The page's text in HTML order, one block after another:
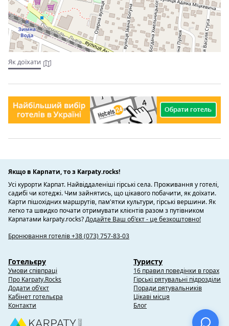
Як доїхати
Якщо в Карпати, то з Karpaty.rocks!
Усі курорти Карпат. Найвіддаленіші гірські села. Проживання у готелі,
садибі чи котеджі. Чим зайнятись, що цікавого побачити, як доїхати.
Карти пішохідних маршрутів, пам'ятки культури, гірські вершини. Як
легко та швидко почати отримувати клієнтів разом з путівником
Карпатами karpaty.rocks?Додайте Ваш об'єкт - це безкоштовно!
Бронювання готелів +38 (073) 757-83-03
Готельєру
Умови співпраці
Про Karpaty.Rocks
Додати об'єкт
Кабінет готельєра
Контакти
Туристу
16 правил поведінки в горах
Гірські рятувальні підрозділи
Поради рятувальників
Цікаві місця
Блог